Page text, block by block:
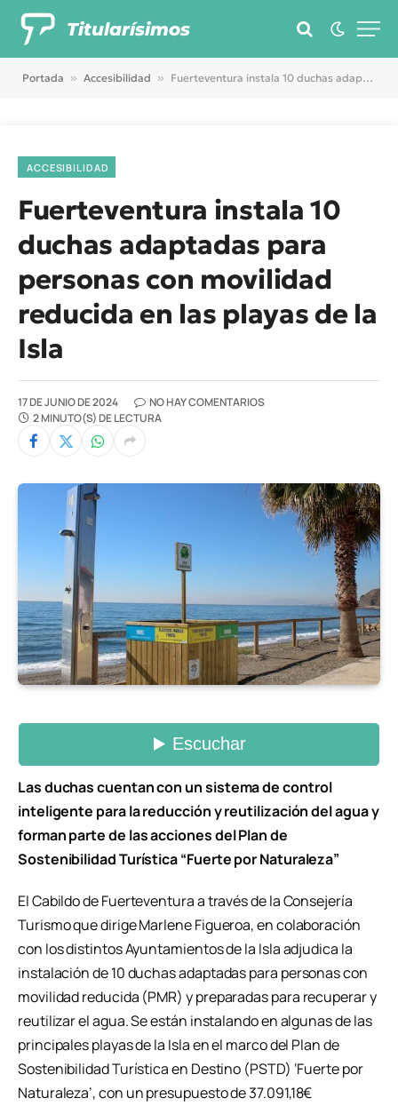
Titularísimos
Portada » Accesibilidad » Fuerteventura instala 10 duchas adaptadas para personas con movilidad reducida en las playas de la Isla
ACCESIBILIDAD
Fuerteventura instala 10
duchas adaptadas para
personas con movilidad
reducida en las playas de la
Isla
17 DE JUNIO DE 2024
NO HAY COMENTARIOS
2 MINUTO(S) DE LECTURA
Las duchas cuentan con un sistema de control
inteligente para la reducción y reutilización del agua y
forman parte de las acciones del Plan de
Sostenibilidad Turística “Fuerte por Naturaleza”
El Cabildo de Fuerteventura a través de la Consejería
Turismo que dirige Marlene Figueroa, en colaboración
con los distintos Ayuntamientos de la Isla adjudica la
instalación de 10 duchas adaptadas para personas con
movilidad reducida (PMR) y preparadas para recuperar y
reutilizar el agua. Se están instalando en algunas de las
principales playas de la Isla en el marco del Plan de
Sostenibilidad Turística en Destino (PSTD) ‘Fuerte por
Naturaleza’, con un presupuesto de 37.091,18€